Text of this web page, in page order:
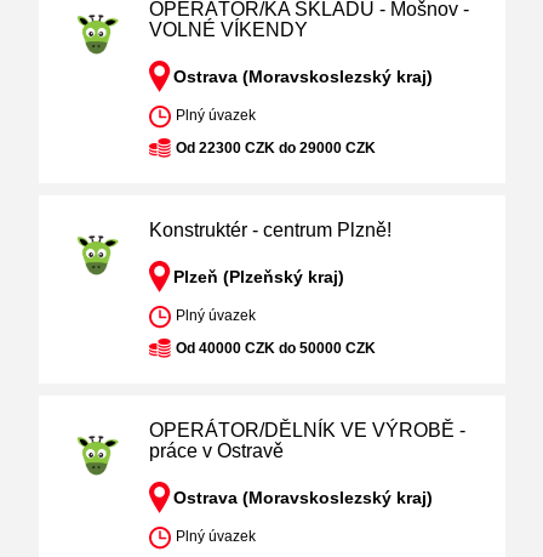
OPERÁTOR/KA SKLADU - Mošnov -
VOLNÉ VÍKENDY
Ostrava (Moravskoslezský kraj)
Plný úvazek
Od 22300 CZK do 29000 CZK
Konstruktér - centrum Plzně!
Plzeň (Plzeňský kraj)
Plný úvazek
Od 40000 CZK do 50000 CZK
OPERÁTOR/DĚLNÍK VE VÝROBĚ -
práce v Ostravě
Ostrava (Moravskoslezský kraj)
Plný úvazek